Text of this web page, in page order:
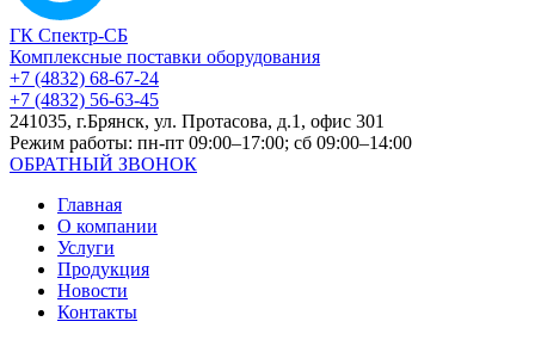
ГК Спектр-СБ
Комплексные поставки оборудования
+7 (4832) 68-67-24
+7 (4832) 56-63-45
241035, г.Брянск, ул. Протасова, д.1, офис 301
Режим работы: пн-пт 09:00–17:00; сб 09:00–14:00
ОБРАТНЫЙ ЗВОНОК
Главная
О компании
Услуги
Продукция
Новости
Контакты